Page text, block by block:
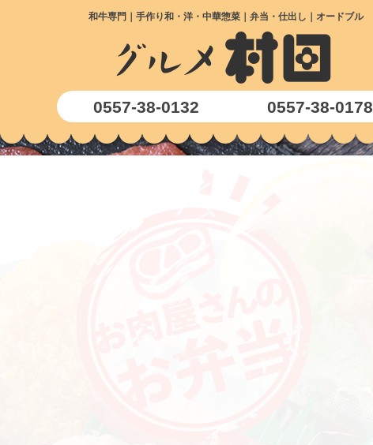
和牛専門｜手作り和・洋・中華惣菜｜弁当・仕出し｜オードブル
0557-38-0132 0557-38-0178